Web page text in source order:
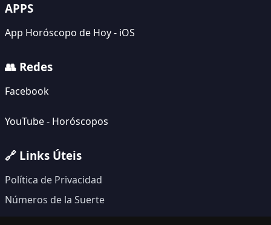
APPS
App Horóscopo de Hoy - iOS
👥 Redes
Facebook
YouTube - Horóscopos
🔗 Links Úteis
Política de Privacidad
Números de la Suerte